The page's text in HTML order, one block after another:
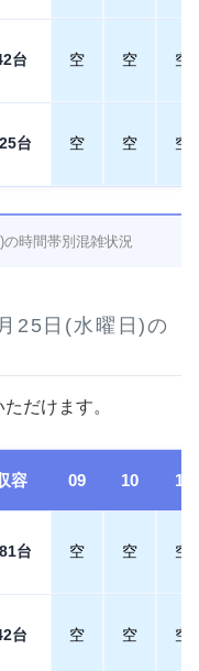
台 空 空 空
台 空 空 空
時間帯別混雑状況
25日(水曜日)の
だけます。
容 09 10 11
台 空 空 空
台 空 空 空